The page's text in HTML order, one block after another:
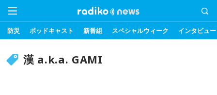
防災 ポッドキャスト 新番組 スペシャルウィーク インタビュー
漢 a.k.a. GAMI